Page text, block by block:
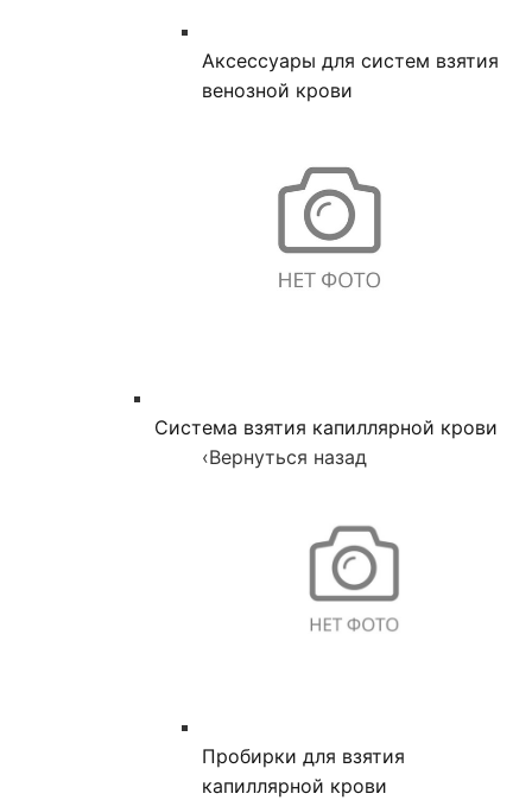
Аксессуары для систем взятия
венозной крови
Система взятия капиллярной крови
‹Вернуться назад
Пробирки для взятия
капиллярной крови